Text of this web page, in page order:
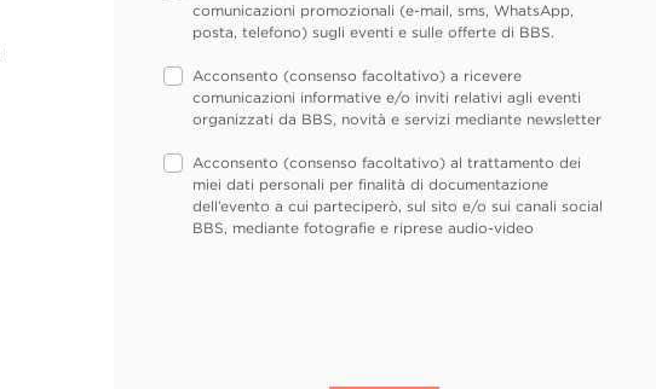
comunicazioni promozionali (e-mail, sms, WhatsApp,
posta, telefono) sugli eventi e sulle offerte di BBS.
Acconsento (consenso facoltativo) a ricevere
comunicazioni informative e/o inviti relativi agli eventi
organizzati da BBS, novità e servizi mediante newsletter
Acconsento (consenso facoltativo) al trattamento dei
miei dati personali per finalità di documentazione
dell’evento a cui parteciperò, sul sito e/o sui canali social
BBS, mediante fotografie e riprese audio-video